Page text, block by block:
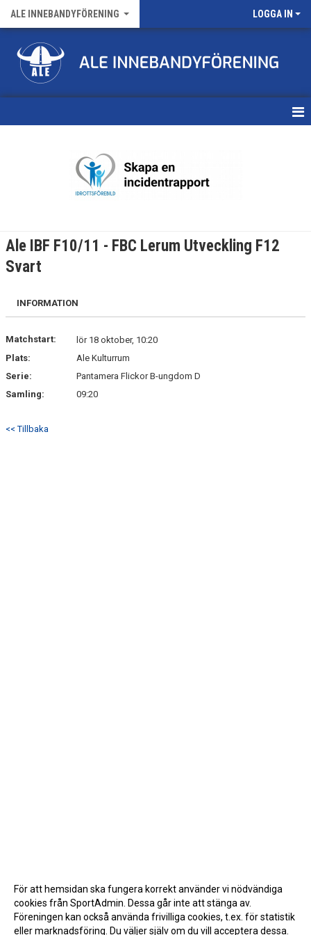
ALE INNEBANDYFÖRENING LOGGA IN
FÖRENINGENS MATCHER
NYHETSARKIV
Ale IBF F10/11 - FBC Lerum Utveckling F12
Svart
INFORMATION
Matchstart:
lör 18 oktober, 10:20
Plats:
Ale Kulturrum
Serie:
Pantamera Flickor B-ungdom D
Samling:
09:20
<< Tillbaka
För att hemsidan ska fungera korrekt använder vi nödvändiga
cookies från SportAdmin. Dessa går inte att stänga av.
Föreningen kan också använda frivilliga cookies, t.ex. för statistik
eller marknadsföring. Du väljer själv om du vill acceptera dessa.